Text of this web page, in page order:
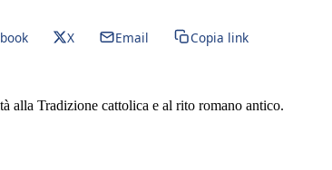
X Email Copia link
alla Tradizione cattolica e al rito romano antico.